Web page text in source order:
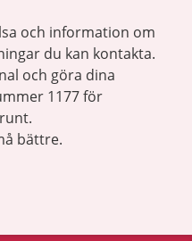
och information om
du kan kontakta.
och göra dina
1177 för
bättre.